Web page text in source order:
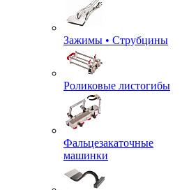
Зажимы • Струбцины
Роликовые листогибы
Фальцезакаточные
машинки